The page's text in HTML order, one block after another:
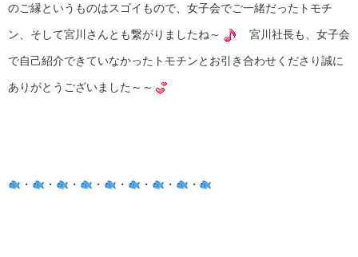
のご縁というものはスゴイもので、女子会でご一緒だったトモチ
ン、そして宮川さんとも繋がりましたね～ 宮川社長も、女子会
で自己紹介できていなかったトモチンとお引き合わせくださり誠に
ありがとうございました～～
・ ・ ・ ・ ・ ・ ・ ・